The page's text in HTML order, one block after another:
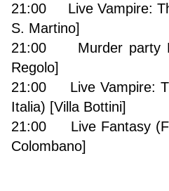
21:00 Live Vampire:
S. Martino]
21:00 Murder party
Regolo]
21:00 Live Vampire:
Italia) [Villa Bottini]
21:00 Live Fantasy
Colombano]